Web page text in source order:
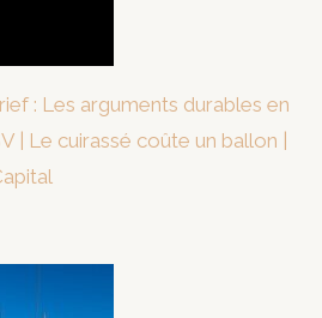
: Les arguments durables en
| Le cuirassé coûte un ballon |